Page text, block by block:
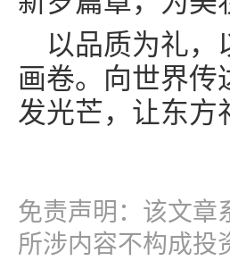
以品质为礼，
画卷。向世界传
发光芒，让东方
免责声明：该文章
所涉内容不构成投